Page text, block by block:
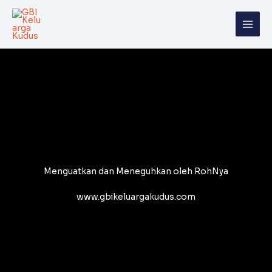
Skip
content
Menguatkan dan Meneguhkan oleh RohNya
www.gbikeluargakudus.com